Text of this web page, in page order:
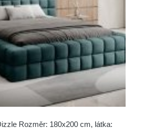
Rozměr: 180x200 cm, látka: